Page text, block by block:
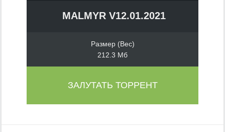
MALMYR V12.01.2021
Размер (Вес)
212.3 Мб
ЗАЛУТАТЬ ТОРРЕНТ